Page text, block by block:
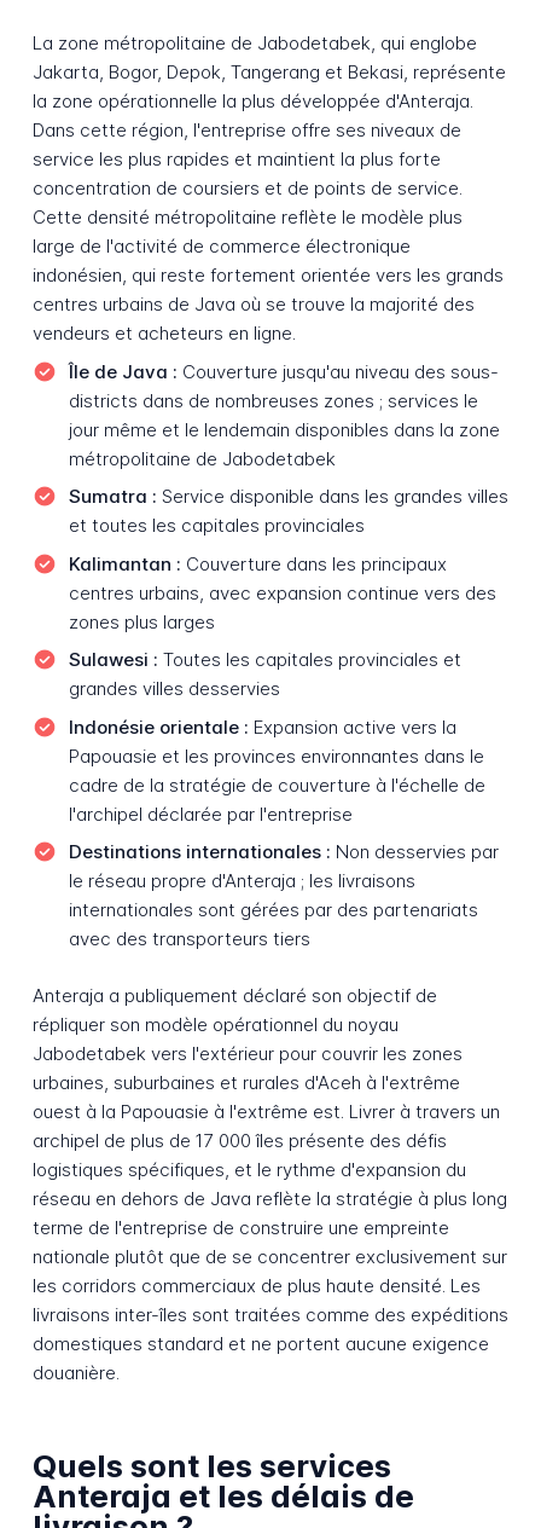
La zone métropolitaine de Jabodetabek, qui englobe
Jakarta, Bogor, Depok, Tangerang et Bekasi, représente
la zone opérationnelle la plus développée d'Anteraja.
Dans cette région, l'entreprise offre ses niveaux de
service les plus rapides et maintient la plus forte
concentration de coursiers et de points de service.
Cette densité métropolitaine reflète le modèle plus
large de l'activité de commerce électronique
indonésien, qui reste fortement orientée vers les grands
centres urbains de Java où se trouve la majorité des
vendeurs et acheteurs en ligne.
Île de Java : Couverture jusqu'au niveau des sous-
districts dans de nombreuses zones ; services le
jour même et le lendemain disponibles dans la zone
métropolitaine de Jabodetabek
Sumatra : Service disponible dans les grandes villes
et toutes les capitales provinciales
Kalimantan : Couverture dans les principaux
centres urbains, avec expansion continue vers des
zones plus larges
Sulawesi : Toutes les capitales provinciales et
grandes villes desservies
Indonésie orientale : Expansion active vers la
Papouasie et les provinces environnantes dans le
cadre de la stratégie de couverture à l'échelle de
l'archipel déclarée par l'entreprise
Destinations internationales : Non desservies par
le réseau propre d'Anteraja ; les livraisons
internationales sont gérées par des partenariats
avec des transporteurs tiers
Anteraja a publiquement déclaré son objectif de
répliquer son modèle opérationnel du noyau
Jabodetabek vers l'extérieur pour couvrir les zones
urbaines, suburbaines et rurales d'Aceh à l'extrême
ouest à la Papouasie à l'extrême est. Livrer à travers un
archipel de plus de 17 000 îles présente des défis
logistiques spécifiques, et le rythme d'expansion du
réseau en dehors de Java reflète la stratégie à plus long
terme de l'entreprise de construire une empreinte
nationale plutôt que de se concentrer exclusivement sur
les corridors commerciaux de plus haute densité. Les
livraisons inter-îles sont traitées comme des expéditions
domestiques standard et ne portent aucune exigence
douanière.
Quels sont les services
Anteraja et les délais de